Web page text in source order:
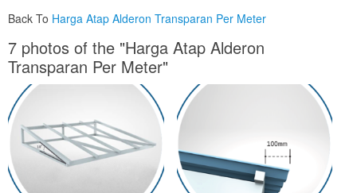
Back To Harga Atap Alderon Transparan Per Meter
7 photos of the "Harga Atap Alderon
Transparan Per Meter"